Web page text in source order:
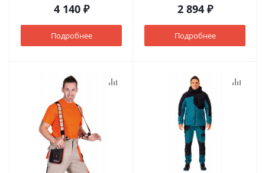
4 140 ₽
Подробнее
2 894 ₽
Подробнее